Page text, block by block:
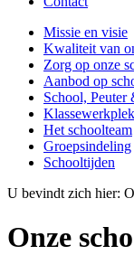
Missie en visie
Kwaliteit van
Zorg op onze
Aanbod op
School, Peuter
Klassewerkplek
Het schoolteam
Groepsindeling
Schooltijden
U bevindt zich hier:
Onze